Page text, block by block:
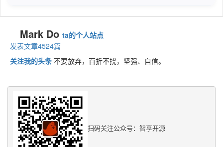
Mark Do ta的个人站点
发表文章4524篇
关注我的头条 不要放弃，百折不挠，坚强、自信。
扫码关注公众号：智享开源